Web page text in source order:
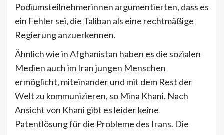
Podiumsteilnehmerinnen argumentierten, dass es
ein Fehler sei, die Taliban als eine rechtmäßige
Regierung anzuerkennen.
Ähnlich wie in Afghanistan haben es die sozialen
Medien auch im Iran jungen Menschen
ermöglicht, miteinander und mit dem Rest der
Welt zu kommunizieren, so Mina Khani. Nach
Ansicht von Khani gibt es leider keine
Patentlösung für die Probleme des Irans. Die